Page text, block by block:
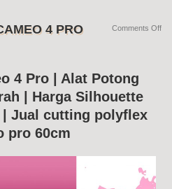
4 PRO
4 Pro | Alat Potong
| Harga Silhouette
| Jual cutting polyflex
pro 60cm
Comments Offon